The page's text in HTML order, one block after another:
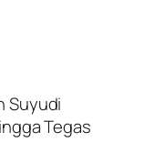
Suyudi
Tegas